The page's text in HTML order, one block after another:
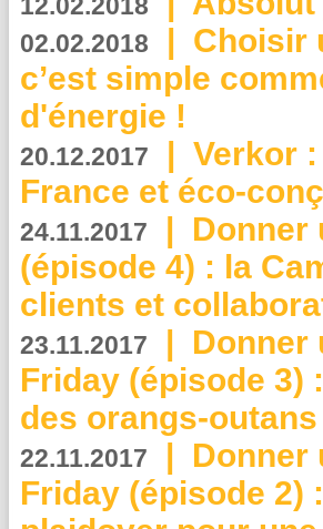
02.02.2018 | Choisir
c’est simple
d'énergie !
20.12.2017 | Verkor
France et éco-
24.11.2017 | Donner
(épisode 4) : la
clients et
23.11.2017 | Donner
Friday (épisode 3)
des orangs-
22.11.2017 | Donner
Friday (épisode 2)